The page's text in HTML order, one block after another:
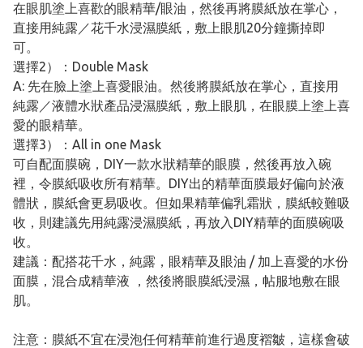
在眼肌塗上喜歡的眼精華/眼油，然後再將膜紙放在掌心，
直接用純露／花千水浸濕膜紙，敷上眼肌20分鐘撕掉即
可。
選擇2）：Double Mask
A: 先在臉上塗上喜愛眼油。然後將膜紙放在掌心，直接用
純露／液體水狀產品浸濕膜紙，敷上眼肌，在眼膜上塗上喜
愛的眼精華。
選擇3）：All in one Mask
可自配面膜碗，DIY一款水狀精華的眼膜，然後再放入碗
裡，令膜紙吸收所有精華。DIY出的精華面膜最好偏向於液
體狀，膜紙會更易吸收。但如果精華偏乳霜狀，膜紙較難吸
收，則建議先用純露浸濕膜紙，再放入DIY精華的面膜碗吸
收。
建議：配搭花千水，純露，眼精華及眼油 / 加上喜愛的水份
面膜，混合成精華液 ，然後將眼膜紙浸濕，帖服地敷在眼
肌。
注意：膜紙不宜在浸泡任何精華前進行過度褶皺，這樣會破